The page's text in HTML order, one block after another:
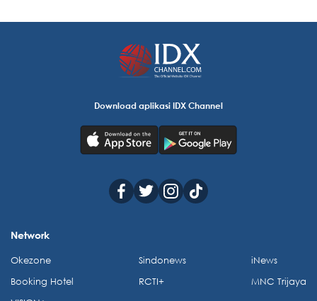
Download aplikasi IDX Channel
Network
Okezone
Booking Hotel
Sindonews
RCTI+
iNews
MNC Trijaya